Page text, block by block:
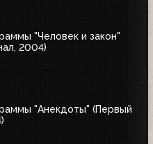
"Человек и закон"
2004)
"Анекдоты" (Первый